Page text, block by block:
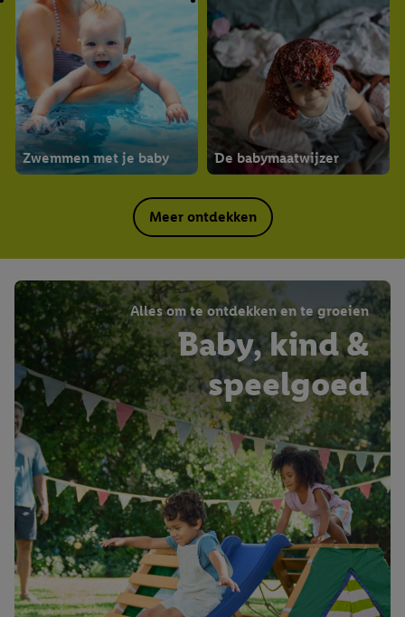
Zwemmen met je baby De babymaatwijzer
Meer ontdekken
Alles om te ontdekken en te groeien
Baby, kind &
speelgoed